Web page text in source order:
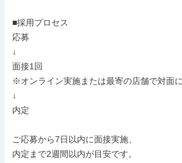
■採用プロセス
応募
↓
面接1回
※オンライン実施または最寄の店舗で対面
↓
内定
ご応募から7日以内に面接実施、
内定まで2週間以内が目安です。